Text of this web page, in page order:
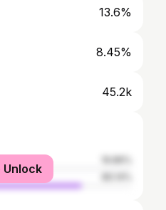
13.6%
8.45%
45.2k
Unlock